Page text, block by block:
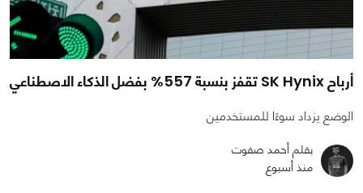
أرباح SK Hynix تقفز بنسبة 557% بفضل الذكاء الاصطناعي
الوضع يزداد سوءًا للمستخدمين
بقلم أحمد صفوت
منذ أسبوع